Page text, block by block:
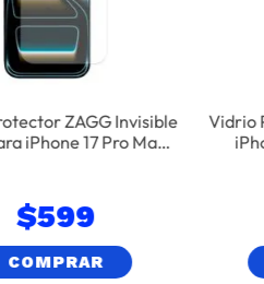
ZAGG Invisible
iPhone 17 Pro Max -
$599
COMPRAR
Vidrio